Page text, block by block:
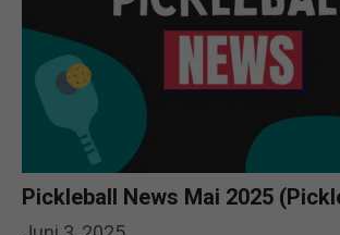
Pickleball News Mai 2025